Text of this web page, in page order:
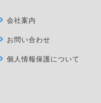
会社案内
お問い合わせ
個人情報保護について